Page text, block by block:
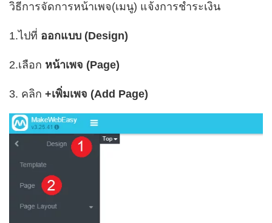
วิธีการจัดการหน้าเพจ(เมนู) แจ้งการชำระเงิน
1.ไปที่ ออกแบบ (Design)
2.เลือก หน้าเพจ (Page)
3. คลิก +เพิ่มเพจ (Add Page)